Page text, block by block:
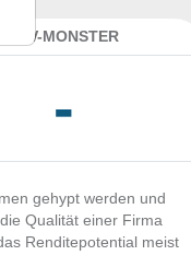
KUV-MONSTER
-
gehypt werden und
Qualität einer Firma
Renditepotential meist